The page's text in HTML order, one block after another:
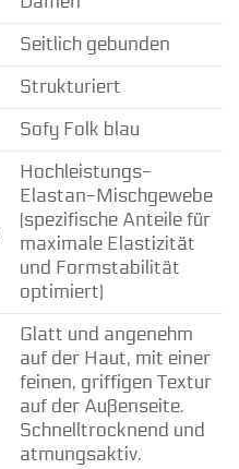
Seitlich gebunden
Strukturiert
Sofy Folk blau
Hochleistungs-
Elastan-Mischgewebe
(spezifische Anteile für
maximale Elastizität
und Formstabilität
optimiert)
Glatt und angenehm
auf der Haut, mit einer
feinen, griffigen Textur
auf der Außenseite.
Schnelltrocknend und
atmungsaktiv.